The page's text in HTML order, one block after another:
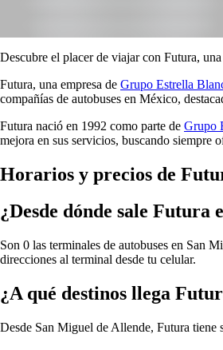
Descubre el placer de viajar con Futura,
Futura, una empresa de Grupo Estrella
compañías de autobuses en México,
Futura nació en 1992 como parte de Grupo
mejora en sus servicios, buscando siempre
Horarios y precios de
¿Desde dónde sale Futura
Son 0 las terminales de autobuses en San
direcciones al terminal desde tu celular.
¿A qué destinos llega
Desde San Miguel de Allende, Futura tiene